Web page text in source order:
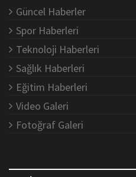
Güncel Haberler
Spor Haberleri
Teknoloji Haberleri
Sağlık Haberleri
Eğitim Haberleri
Video Galeri
Fotoğraf Galeri